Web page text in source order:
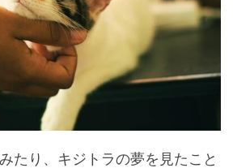
たり、キジトラの夢を見たこと